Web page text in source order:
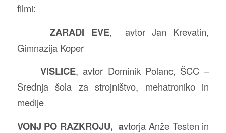
filmi:
ZARADI EVE, avtor Jan Krevatin,
Gimnazija Koper
VISLICE, avtor Dominik Polanc, ŠCC –
Srednja šola za strojništvo, mehatroniko in
medije
VONJ PO RAZKROJU, avtorja Anže Testen in